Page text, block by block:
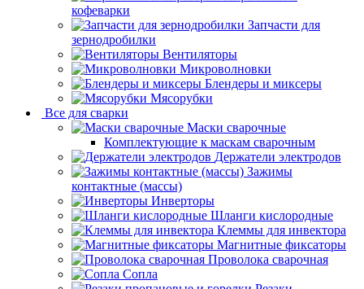
кофеварки
Запчасти для
зернодробилки
Вентиляторы
Микроволновки
Блендеры и миксеры
Мясорубки
Все для сварки
Маски сварочные
Комплектующие к маскам сварочным
Держатели электродов
Зажимы
контактные (массы)
Инверторы
Шланги кислородные
Клеммы для инвектора
Магнитные фиксаторы
Проволока сварочная
Сопла